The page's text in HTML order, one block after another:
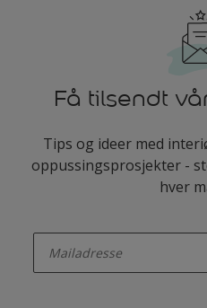
Få tilsendt
Tips og ideer med
oppussingsprosjekter -
hver